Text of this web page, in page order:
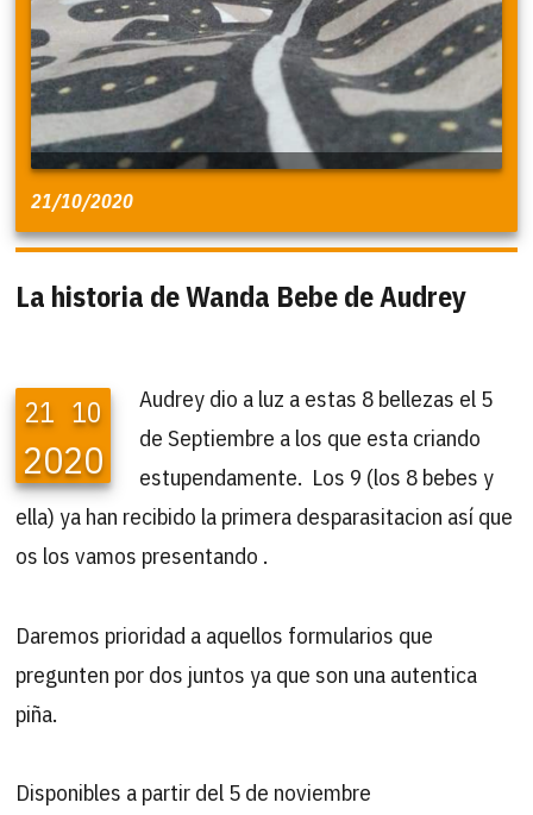
21/10/2020
La historia de Wanda Bebe de Audrey
21 10
2020
Audrey dio a luz a estas 8 bellezas el 5
de Septiembre a los que esta criando
estupendamente. Los 9 (los 8 bebes y
ella) ya han recibido la primera desparasitacion así que
os los vamos presentando .
Daremos prioridad a aquellos formularios que
pregunten por dos juntos ya que son una autentica
piña.
Disponibles a partir del 5 de noviembre